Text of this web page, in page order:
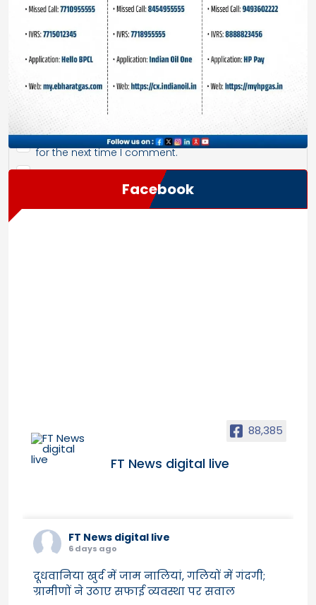
Save my name, email, and website in this browser
for the next time I comment.
Facebook
88,385
FT News digital live
FT News digital live
6 days ago
दूधवानिया खुर्द में जाम नालियां, गलियों में गंदगी;
ग्रामीणों ने उठाए सफाई व्यवस्था पर सवाल